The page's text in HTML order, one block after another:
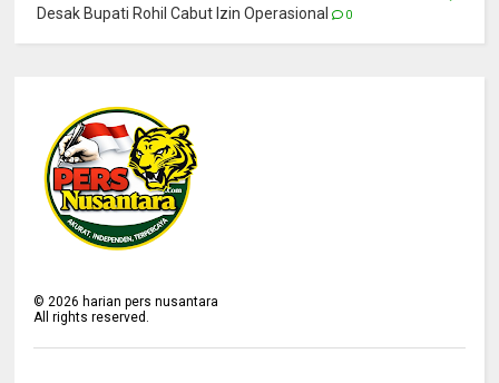
Desak Bupati Rohil Cabut Izin Operasional
0
© 2026 harian pers nusantara
All rights reserved.